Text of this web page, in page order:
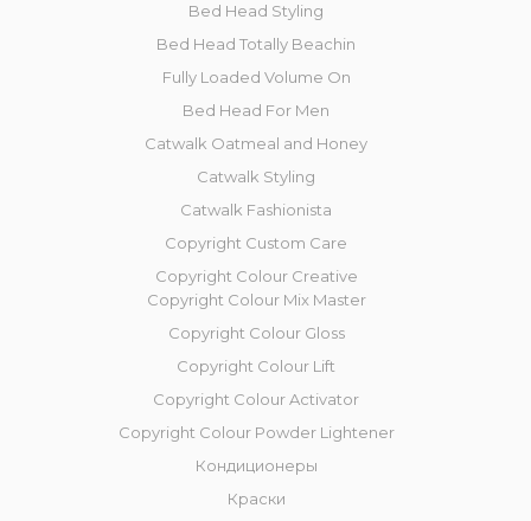
Bed Head Styling
Bed Head Totally Beachin
Fully Loaded Volume On
Bed Head For Men
Catwalk Oatmeal and Honey
Catwalk Styling
Catwalk Fashionista
Copyright Custom Care
Copyright Colour Creative
Copyright Colour Mix Master
Copyright Сolour Gloss
Copyright Сolour Lift
Copyright Colour Activator
Copyright Colour Powder Lightener
Кондиционеры
Краски